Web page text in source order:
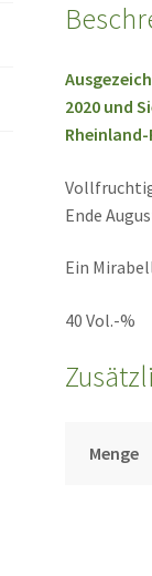
2020 und
Ende
Ein
40 Vol.-%
Menge